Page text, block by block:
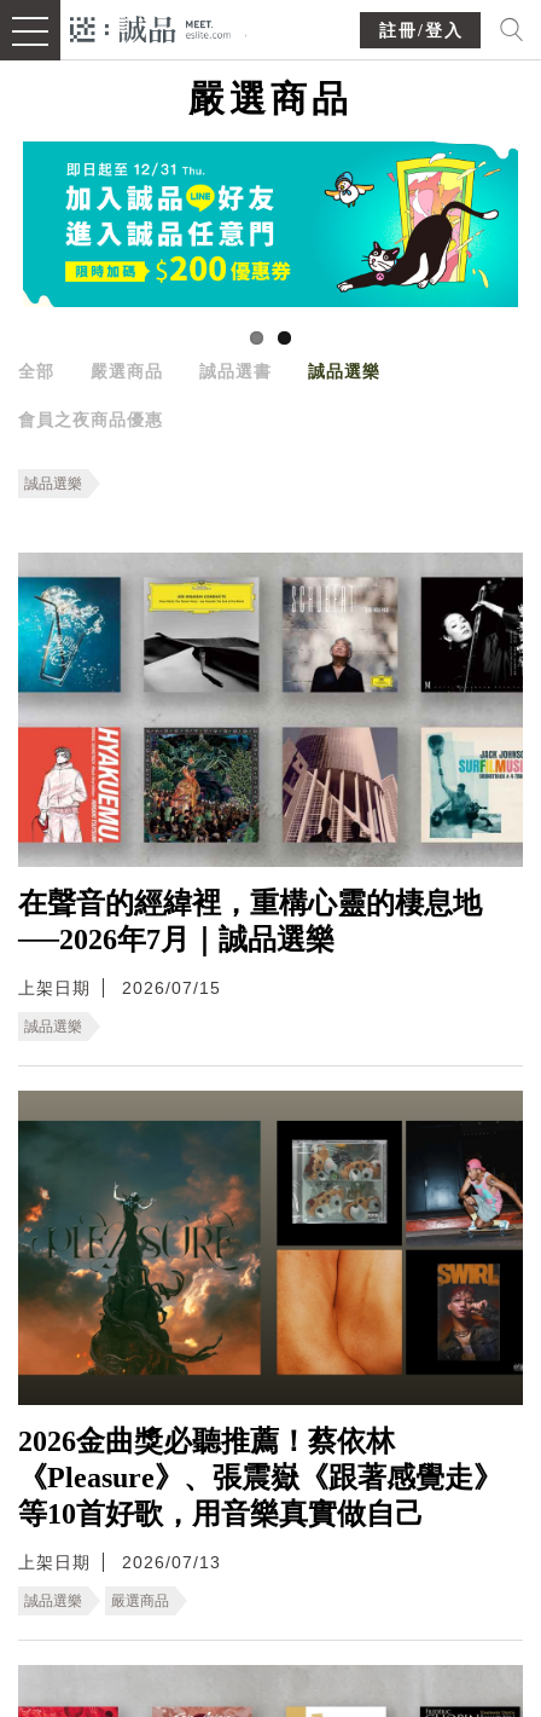
註冊/登入
嚴選商品
全部 嚴選商品 誠品選書 誠品選樂
會員之夜商品優惠
誠品選樂
在聲音的經緯裡，重構心靈的棲息地
──2026年7月｜誠品選樂
上架日期 2026/07/15
誠品選樂
2026金曲獎必聽推薦！蔡依林
《Pleasure》、張震嶽《跟著感覺走》
等10首好歌，用音樂真實做自己
上架日期 2026/07/13
誠品選樂 嚴選商品